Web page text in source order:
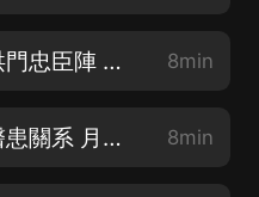
【最強戰神】第 2 章 洪門忠臣陣 月票 訂閱 轉發 五星好評 8min
【最強戰神】第 3 章 醫患關系 月票 訂閱 轉發 五星好評 8min